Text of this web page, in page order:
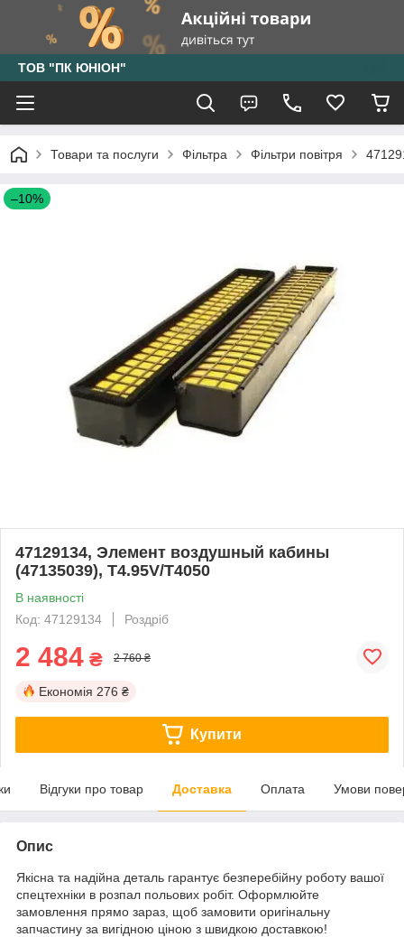
ТОВ "ПК ЮНІОН"
Товари та послуги Фільтра Фільтри повітря
–10%
47129134, Элемент воздушный кабины
(47135039), T4.95V/T4050
В наявності
Код: 47129134
Роздріб
2 484 ₴ 2 760 ₴
Економія 276 ₴
Купити
Відгуки про товар Доставка Оплата Умови
Опис
Якісна та надійна деталь гарантує безперебійну роботу вашої
спецтехніки в розпал польових робіт. Оформлюйте
замовлення прямо зараз, щоб замовити оригінальну
запчастину за вигідною ціною з швидкою доставкою!